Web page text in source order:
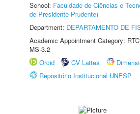
School: Faculdade de Ciências e
de Presidente Prudente)
Department: DEPARTAMENTO DE
Academic Appointment Category:
MS-3.2
Orcid
CV Lattes
Repositório Institucional UNESP